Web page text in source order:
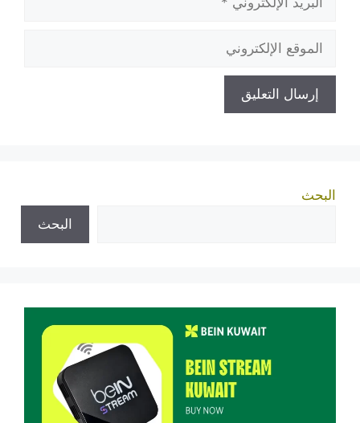
الإلكتروني
الإلكتروني
البحث
البحث